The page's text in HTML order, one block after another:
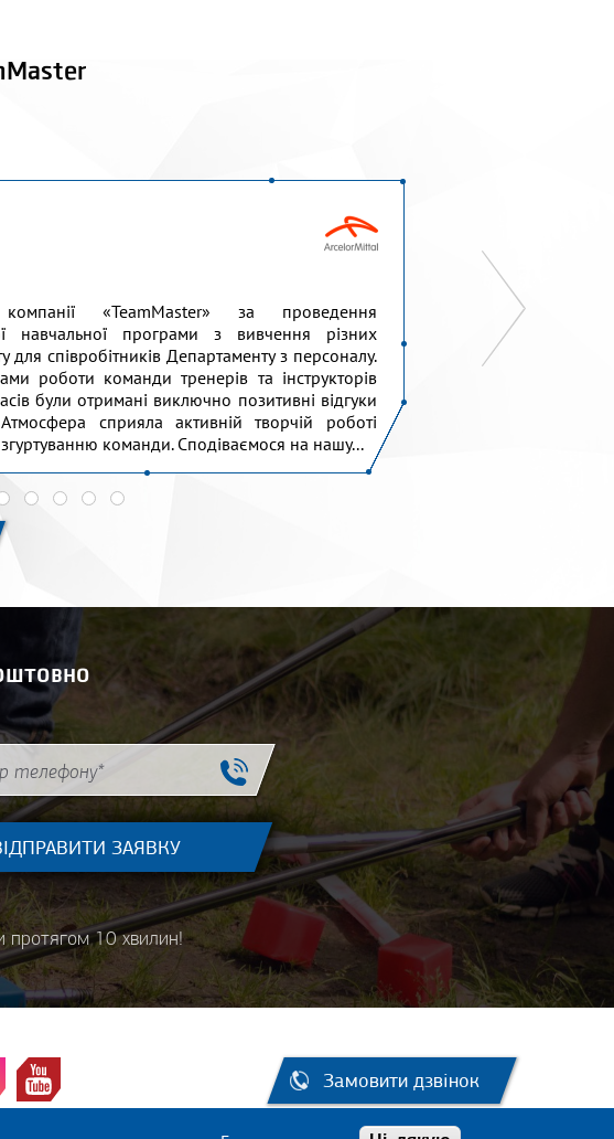
«TeamMaster» за проведення
навчальної програми з вивчення різних
для співробітників Департаменту з персоналу.
роботи команди тренерів та інструкторів
були отримані виключно позитивні відгуки
Атмосфера сприяла активній творчій роботі
згуртуванню команди. Сподіваємося на нашу...
Висловлюємо
проведення
протягом 10 хвилин!
Замовити дзвінок
095 011-66-60